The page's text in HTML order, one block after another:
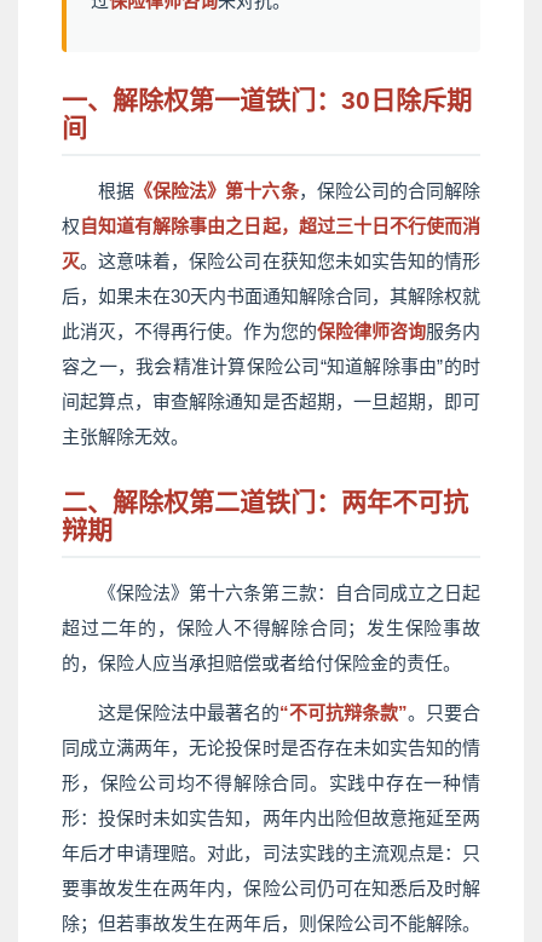
一、解除权第一道铁门：30日除斥期
间
根据 《保险法》第十六条，保险公司的合同解除
权自知道有解除事由之日起，超过三十日不行使而消
灭。这意味着，保险公司在获知您未如实告知的情形
后，如果未在30天内书面通知解除合同，其解除权就
此消灭，不得再行使。作为您的保险律师咨询服务内
容之一，我会精准计算保险公司“知道解除事由”的时
间起算点，审查解除通知是否超期，一旦超期，即可
主张解除无效。
二、解除权第二道铁门：两年不可抗
辩期
《保险法》第十六条第三款：
自合同成立之日起
超过二年的，保险人不得解除合同；发生保险事故
的，保险人应当承担赔偿或者给付保险金的责任。
这是保险法中最著名的“不可抗辩条款”。只要合
同成立满两年，无论投保时是否存在未如实告知的情
形，保险公司均不得解除合同。实践中存在一种情
形：投保时未如实告知，两年内出险但故意拖延至两
年后才申请理赔。对此，司法实践的主流观点是：只
要事故发生在两年内，保险公司仍可在知悉后及时解
除；但若事故发生在两年后，则保险公司不能解除。